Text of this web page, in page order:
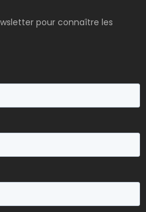
pour connaître les